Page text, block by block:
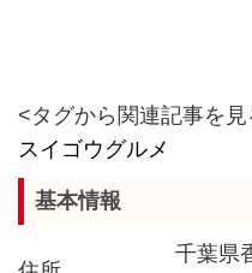
<タグから関連記事を見
スイゴウグルメ
基本情報
千葉県